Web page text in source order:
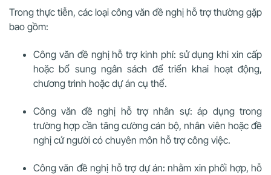
Trong thực tiễn, các loại công văn đề nghị hỗ trợ thường gặp
bao gồm:
Công văn đề nghị hỗ trợ kinh phí: sử dụng khi xin cấp
hoặc bổ sung ngân sách để triển khai hoạt động,
chương trình hoặc dự án cụ thể.
Công văn đề nghị hỗ trợ nhân sự: áp dụng trong
trường hợp cần tăng cường cán bộ, nhân viên hoặc đề
nghị cử người có chuyên môn hỗ trợ công việc.
Công văn đề nghị hỗ trợ dự án: nhằm xin phối hợp, hỗ